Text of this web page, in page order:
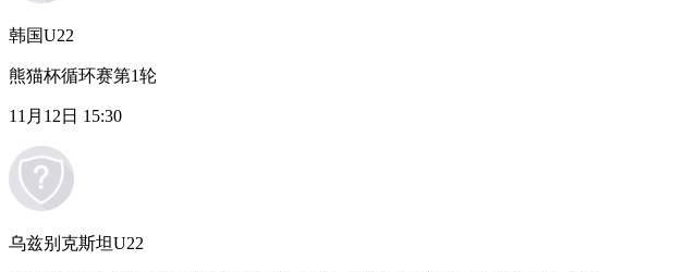
韩国U22
熊猫杯循环赛第1轮
11月12日 15:30
乌兹别克斯坦U22